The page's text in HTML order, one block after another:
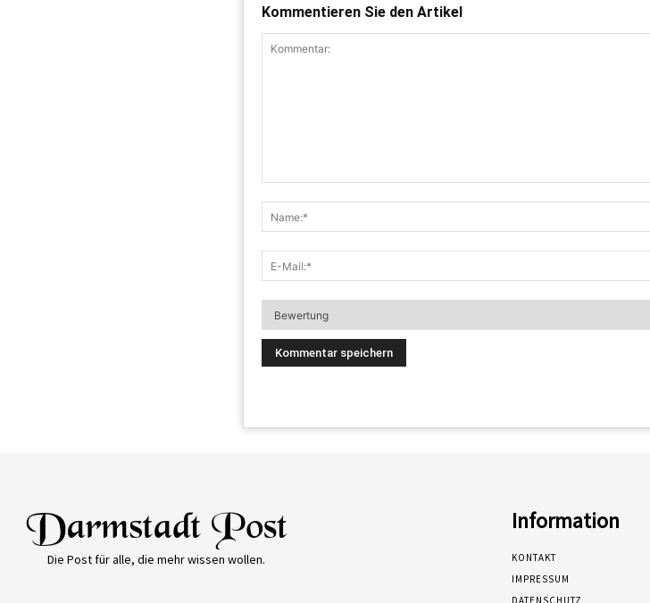
Kommentieren Sie den Artikel
Die Post für alle, die mehr wissen wollen.
Information
KONTAKT
IMPRESSUM
DATENSCHUTZ